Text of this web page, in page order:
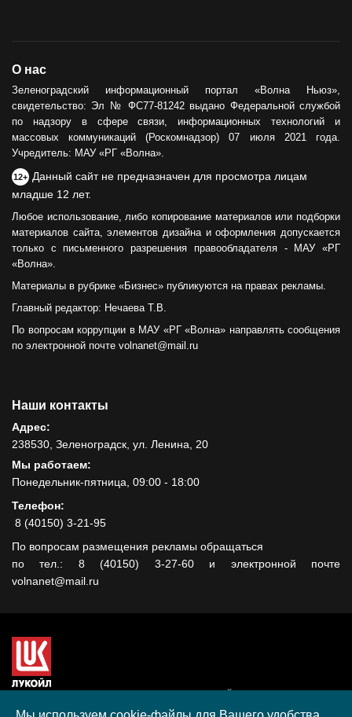
О нас
Зеленоградский информационный портал «Волна Ньюз»,
свидетельство: Эл № ФС77-81242 выдано Федеральной службой
по надзору в сфере связи, информационных технологий и
массовых коммуникаций (Роскомнадзор) 07 июля 2021 года.
Учредитель: МАУ «РГ «Волна».
12+ Данный сайт не предназначен для просмотра лицам
младше 12 лет.
Любое использование, либо копирование материалов или подборки
материалов сайта, элементов дизайна и оформления допускается
только с письменного разрешения правообладателя - МАУ «РГ
«Волна».
Материалы в рубрике «Бизнес» публикуются на правах рекламы.
Главный редактор: Нечаева Т.В.
По вопросам коррупции в МАУ «РГ «Волна» направлять сообщения
по электронной почте volnanet@mail.ru
Наши контакты
Адрес:
238530, Зеленоградск, ул. Ленина, 20
Мы работаем:
Понедельник-пятница, 09:00 - 18:00
Телефон:
8 (40150) 3-21-95
По вопросам размещения рекламы обращаться
по тел.: 8 (40150) 3-27-60 и электронной почте
volnanet@mail.ru
гранта, полученного в рамках XIII Конкурса социальных и